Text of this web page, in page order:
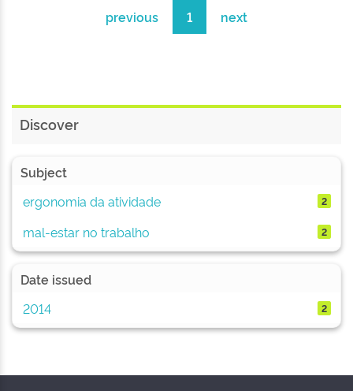
previous 1 next
Discover
Subject
ergonomia da atividade
2
mal-estar no trabalho 2
Date issued
2014
2